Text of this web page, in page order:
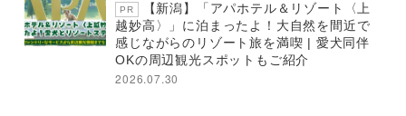
PR
【新潟】「アパホテル＆リゾート〈上
越妙高〉」に泊まったよ！大自然を間近で
感じながらのリゾート旅を満喫 | 愛犬同伴
OKの周辺観光スポットもご紹介
2026.07.30